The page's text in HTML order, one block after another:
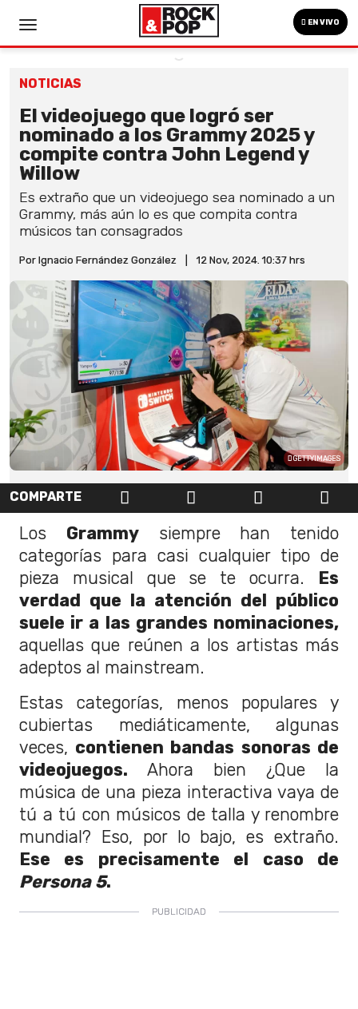
EN VIVO
NOTICIAS
El videojuego que logró ser
nominado a los Grammy 2025 y
compite contra John Legend y
Willow
Es extraño que un videojuego sea nominado a un
Grammy, más aún lo es que compita contra
músicos tan consagrados
Por Ignacio Fernández González 12 Nov, 2024. 10:37 hrs
GETTYIMAGES
COMPARTE
Los Grammysiempre han tenido
categorías para casi cualquier tipo de
pieza musical que se te ocurra. Es
verdad que la atención del público
suele ir a las grandes nominaciones,
aquellas que reúnen a los artistas más
adeptos al mainstream.
Estas categorías, menos populares y
cubiertas mediáticamente, algunas
veces, contienen bandas sonoras de
videojuegos. Ahora bien ¿Que la
música de una pieza interactiva vaya de
tú a tú con músicos de talla y renombre
mundial? Eso, por lo bajo, es extraño.
Ese es precisamente el caso de
Persona 5.